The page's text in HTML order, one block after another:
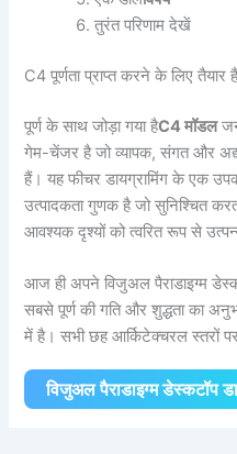
तुरंत परिणाम देखें
C4 पूर्णता प्राप्त करने के लिए तैयार
पूर्ण के साथ जोड़ा गया हैC4 मॉडल
गेम-चेंजर है जो व्यापक, संगत और
हैं। यह फीचर डायग्रामिंग के एक
उत्पादकता गुणक है जो सुनिश्चित
आवश्यक दृश्यों को त्वरित रूप से
आज ही अपने विजुअल पैराडाइग्म
सबसे पूर्ण की गति और शुद्धता का
में है। सभी छह आर्किटेक्चरल स्तरों
विजुअल पैराडाइग्म डेस्कटॉप